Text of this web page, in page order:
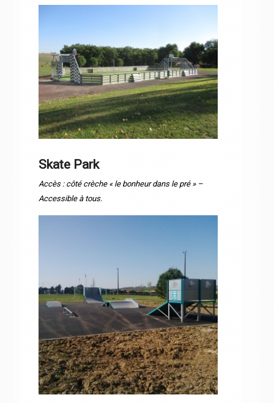
Skate Park
Accès : côté crèche « le bonheur dans le pré » –
Accessible à tous.